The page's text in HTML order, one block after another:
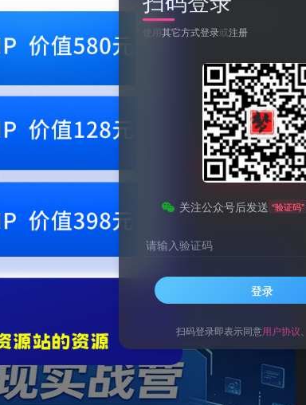
选题剧本与AI制作，本地线上双方案落地爆款短剧副业
付费后查看
钻石会员免费
立即购买
议登陆后购买，可保存购买订单。微信支付联系微信：chen185599521
使用其它方式登录或注册
关注公众号后发送 “验证码”
请输入验证码
登录
扫码登录即表示同意用户协议